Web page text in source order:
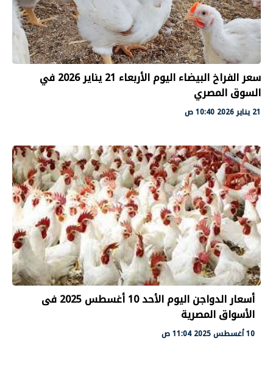
سعر الفراخ البيضاء اليوم الأربعاء 21 يناير 2026 في
السوق المصري
21 يناير 2026 10:40 ص
أسعار الدواجن اليوم الأحد 10 أغسطس 2025 فى
الأسواق المصرية
10 أغسطس 2025 11:04 ص